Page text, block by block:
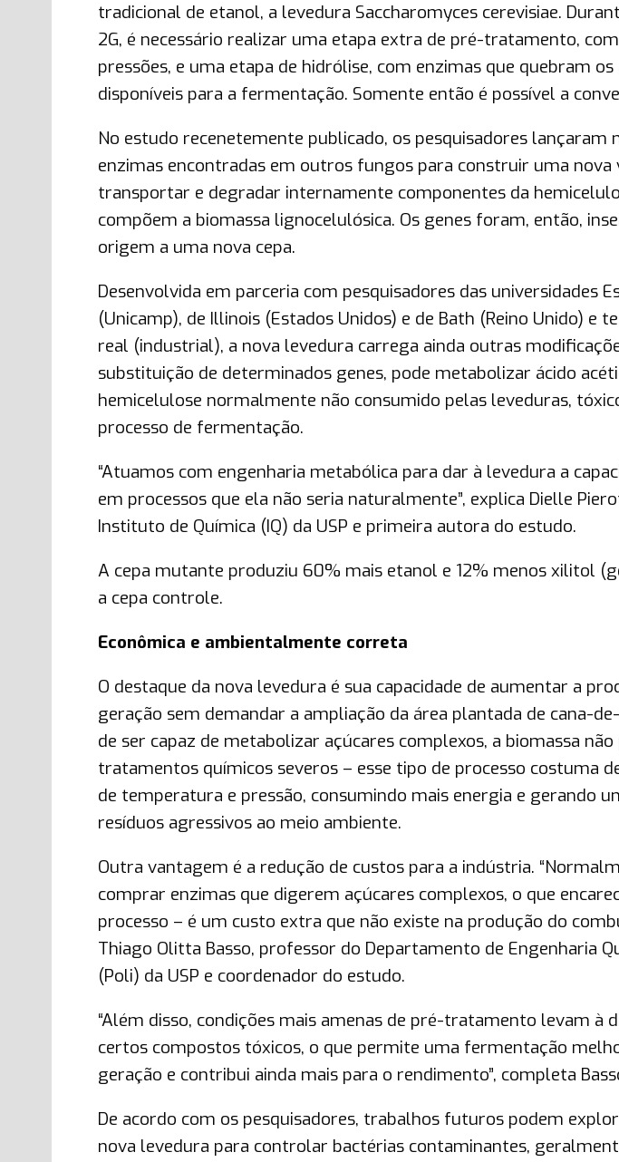
tradicional de etanol, a levedura Saccharomyces cerevisiae.
2G, é necessário realizar uma etapa extra de pré-tratamento,
pressões, e uma etapa de hidrólise, com enzimas que quebram
disponíveis para a fermentação. Somente então é possível a
No estudo recenetemente publicado, os pesquisadores lançaram
enzimas encontradas em outros fungos para construir uma nova
transportar e degradar internamente componentes da
compõem a biomassa lignocelulósica. Os genes foram, então,
origem a uma nova cepa.
Desenvolvida em parceria com pesquisadores das universidades
(Unicamp), de Illinois (Estados Unidos) e de Bath (Reino Unido) e
real (industrial), a nova levedura carrega ainda outras
substituição de determinados genes, pode metabolizar ácido
hemicelulose normalmente não consumido pelas leveduras,
processo de fermentação.
“Atuamos com engenharia metabólica para dar à levedura a
em processos que ela não seria naturalmente”, explica Dielle
Instituto de Química (IQ) da USP e primeira autora do estudo.
A cepa mutante produziu 60% mais etanol e 12% menos xilitol
a cepa controle.
Econômica e ambientalmente correta
O destaque da nova levedura é sua capacidade de aumentar a
geração sem demandar a ampliação da área plantada de cana-
de ser capaz de metabolizar açúcares complexos, a biomassa
tratamentos químicos severos – esse tipo de processo costuma
de temperatura e pressão, consumindo mais energia e gerando
resíduos agressivos ao meio ambiente.
Outra vantagem é a redução de custos para a indústria.
comprar enzimas que digerem açúcares complexos, o que
processo – é um custo extra que não existe na produção do
Thiago Olitta Basso, professor do Departamento de Engenharia
(Poli) da USP e coordenador do estudo.
“Além disso, condições mais amenas de pré-tratamento levam à
certos compostos tóxicos, o que permite uma fermentação
geração e contribui ainda mais para o rendimento”, completa
De acordo com os pesquisadores, trabalhos futuros podem
nova levedura para controlar bactérias contaminantes,